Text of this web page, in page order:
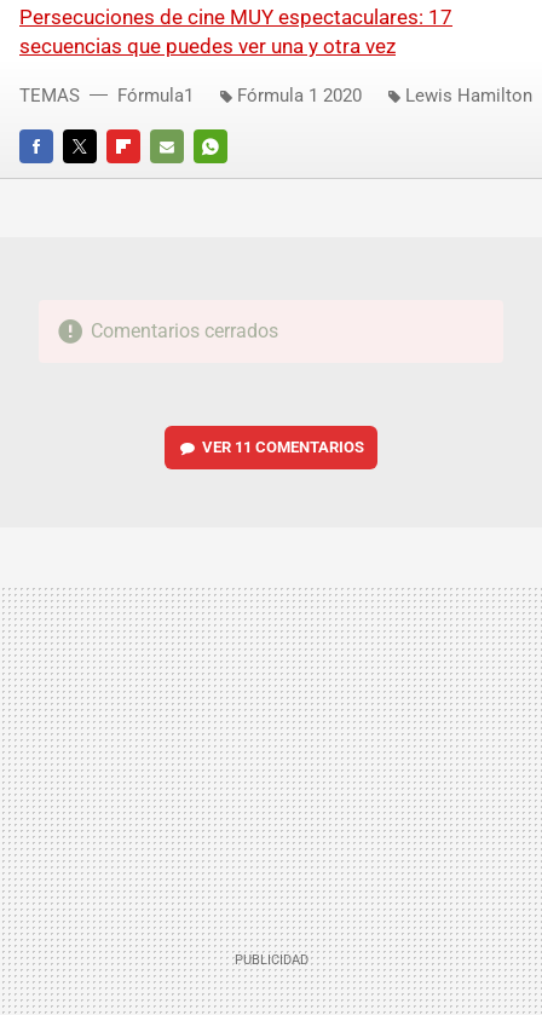
Persecuciones de cine MUY espectaculares: 17
secuencias que puedes ver una y otra vez
FACEBOOKTWITTERFLIPBOARD
E-
WHATSAPP
TEMAS Fórmula1 Fórmula 1 2020 Lewis Hamilton
Comentarios cerrados
VER 11 COMENTARIOS